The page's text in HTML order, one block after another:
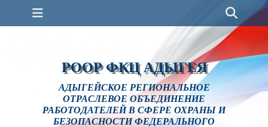
Перейти
Основное меню
РООР ФКЦ АДЫГЕЯ
АДЫГЕЙСКОЕ РЕГИОНАЛЬНОЕ
ОТРАСЛЕВОЕ ОБЪЕДИНЕНИЕ
РАБОТОДАТЕЛЕЙ В СФЕРЕ ОХРАНЫ И
БЕЗОПАСНОСТИ ФЕДЕРАЛЬНОГО